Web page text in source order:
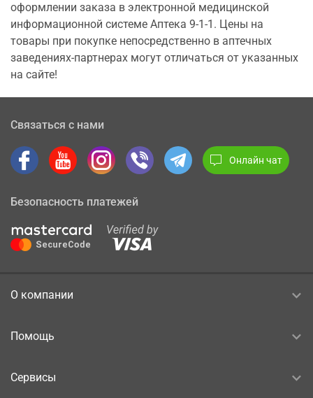
оформлении заказа в электронной медицинской
информационной системе Аптека 9-1-1. Цены на
товары при покупке непосредственно в аптечных
заведениях-партнерах могут отличаться от указанных
на сайте!
Связаться с нами
Онлайн чат
Безопасность платежей
О компании
Помощь
Сервисы